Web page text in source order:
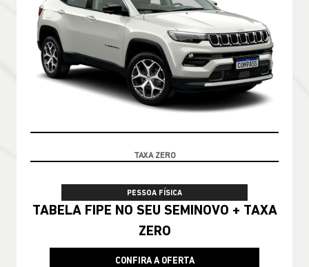
PESSOA FÍSICA
TABELA FIPE NO SEU SEMINOVO + TAXA
ZERO
CONFIRA A OFERTA